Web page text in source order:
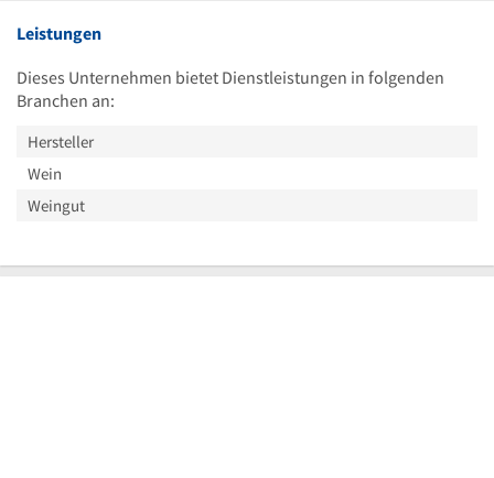
Leistungen
Dieses Unternehmen bietet Dienstleistungen in folgenden
Branchen an:
Hersteller
Wein
Weingut